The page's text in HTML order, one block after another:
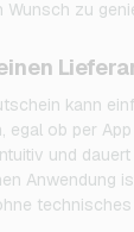
Wunsch zu
kann
egal ob per
und
Anwendung